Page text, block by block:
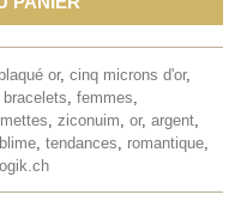
plaqué or, cinq microns d'or,
bracelets femmes
ziconuim or, argent
tendances romantique